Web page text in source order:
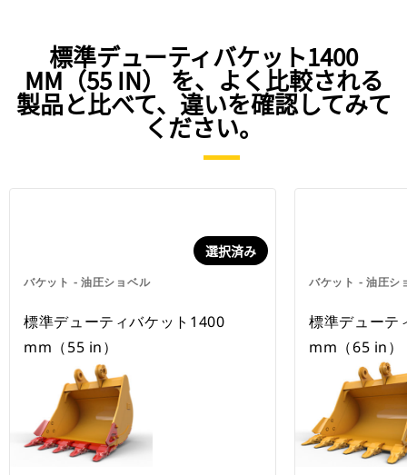
標準デューティバケット1400
MM（55 IN） を、よく比較される
製品と比べて、違いを確認してみて
ください。
バケット - 油圧ショベル
選択済み
標準デューティバケット1400
mm（55 in）
バケット - 油圧シ
標準デューテ
mm（65 in）